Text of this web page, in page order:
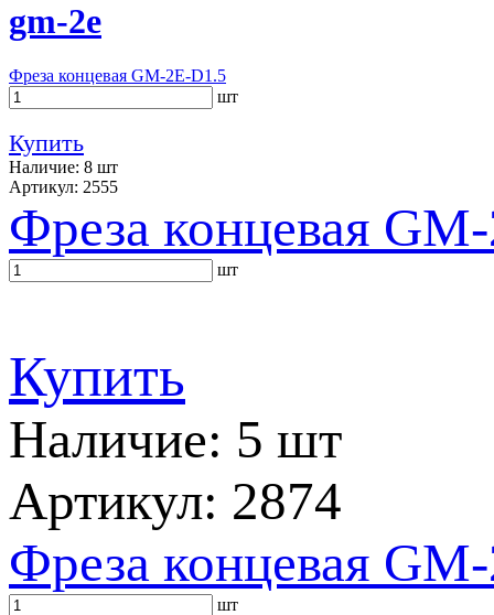
gm-2e
Фреза концевая GM-2E-D1.5
шт
Купить
Наличие: 8 шт
Артикул: 2555
Фреза концевая
шт
Купить
Наличие: 5 шт
Артикул: 2874
Фреза концевая
шт